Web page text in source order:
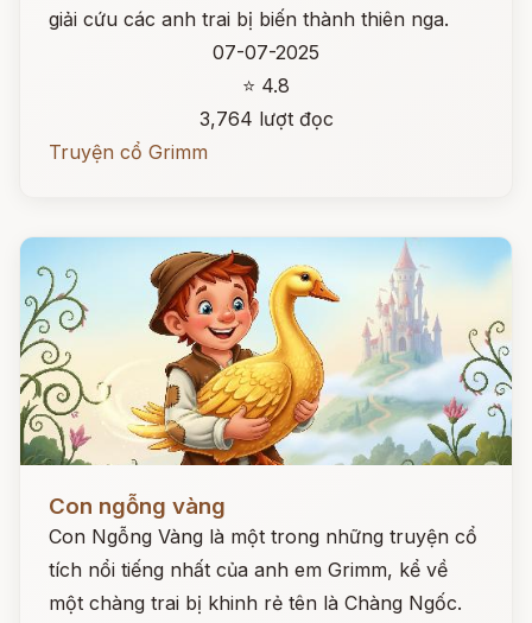
giải cứu các anh trai bị biến thành thiên nga.
07-07-2025
⭐ 4.8
3,764 lượt đọc
Truyện cổ Grimm
Con ngỗng vàng
Con Ngỗng Vàng là một trong những truyện cổ
tích nổi tiếng nhất của anh em Grimm, kể về
một chàng trai bị khinh rẻ tên là Chàng Ngốc.